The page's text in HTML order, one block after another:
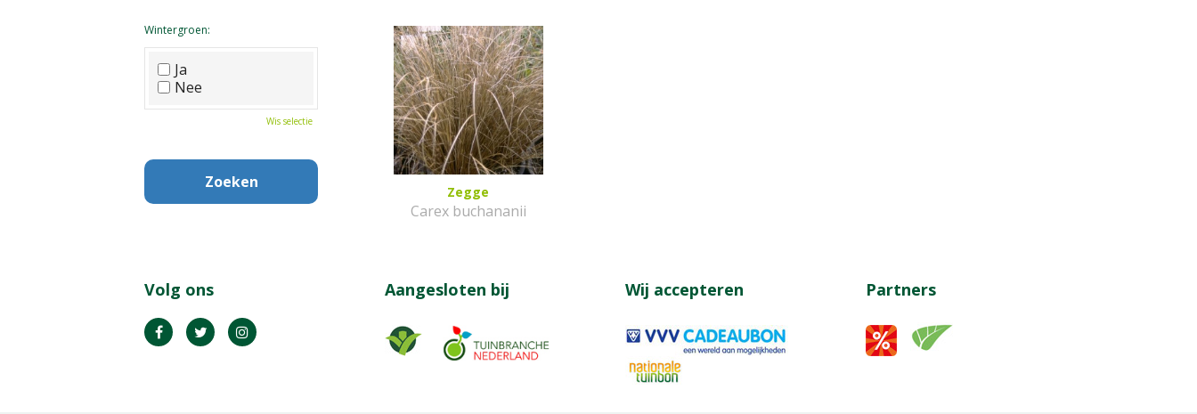
Zegge
Carex buchananii
Wit
Zwart
Wintergroen:
Ja
Nee
Wis selectie
Volg ons Aangesloten bij Wij accepteren Partners